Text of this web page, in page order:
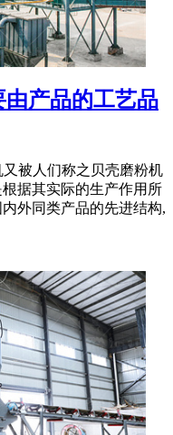
由产品的工艺品
被人们称之贝壳磨粉机
据其实际的生产作用所
外同类产品的先进结构,